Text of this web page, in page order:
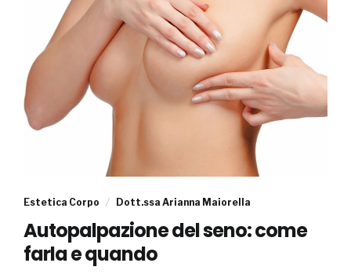
Estetica Corpo Dott.ssa Arianna Maiorella
Autopalpazione del seno: come
farla e quando